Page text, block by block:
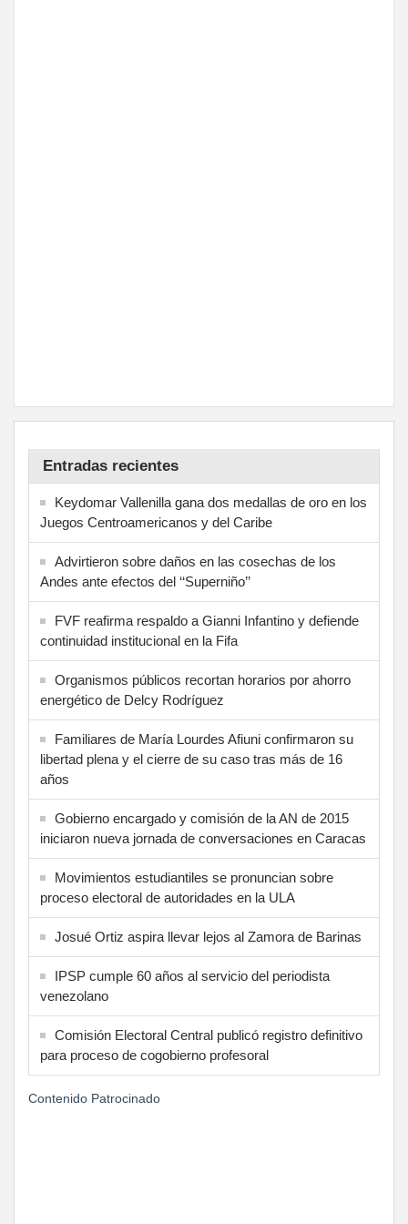
Entradas recientes
Keydomar Vallenilla gana dos medallas de oro en los
Juegos Centroamericanos y del Caribe
Advirtieron sobre daños en las cosechas de los
Andes ante efectos del ‘‘Superniño’’
FVF reafirma respaldo a Gianni Infantino y defiende
continuidad institucional en la Fifa
Organismos públicos recortan horarios por ahorro
energético de Delcy Rodríguez
Familiares de María Lourdes Afiuni confirmaron su
libertad plena y el cierre de su caso tras más de 16
años
Gobierno encargado y comisión de la AN de 2015
iniciaron nueva jornada de conversaciones en Caracas
Movimientos estudiantiles se pronuncian sobre
proceso electoral de autoridades en la ULA
Josué Ortiz aspira llevar lejos al Zamora de Barinas
IPSP cumple 60 años al servicio del periodista
venezolano
Comisión Electoral Central publicó registro definitivo
para proceso de cogobierno profesoral
Contenido Patrocinado